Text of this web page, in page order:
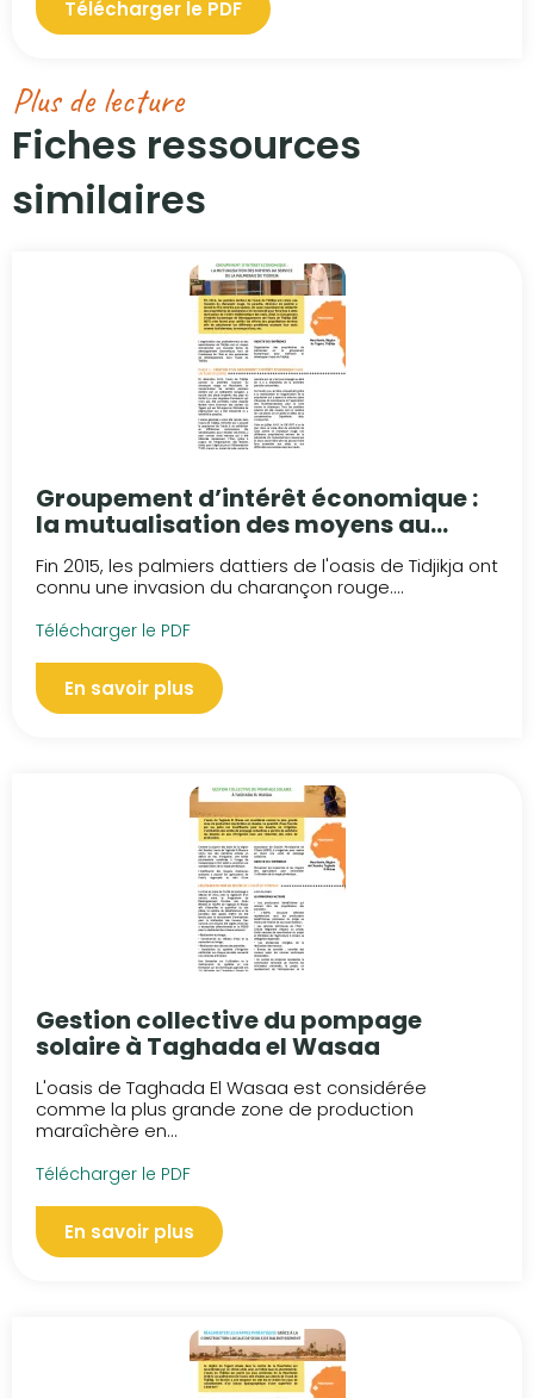
Télécharger le PDF
Plus de lecture
Fiches ressources
similaires​
Groupement d’intérêt économique :
la mutualisation des moyens au
service de la palmeraie de Tidjikja
Fin 2015, les palmiers dattiers de l'oasis de Tidjikja ont
connu une invasion du charançon rouge....
Télécharger le PDF
En savoir plus
Gestion collective du pompage
solaire à Taghada el Wasaa
L'oasis de Taghada El Wasaa est considérée
comme la plus grande zone de production
maraîchère en...
Télécharger le PDF
En savoir plus